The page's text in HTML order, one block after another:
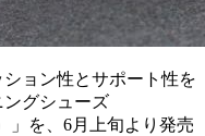
ョン性とサポート性を
グシューズ
」を、6月上旬より発売